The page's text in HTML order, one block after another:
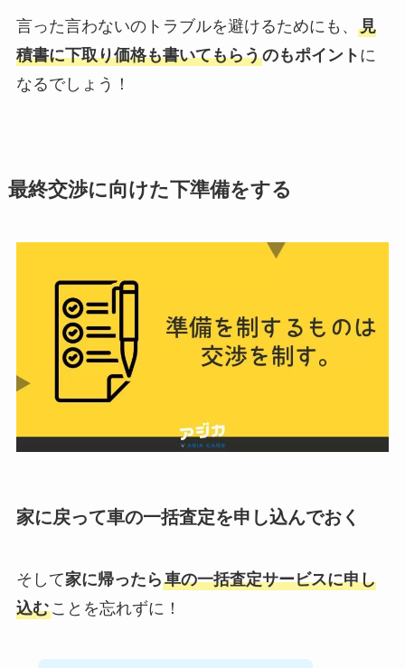
言った言わないのトラブルを避けるためにも、 見
積書に下取り価格も書いてもらうのもポイント に
なるでしょう！
最終交渉に向けた下準備をする
家に戻って車の一括査定を申し込んでおく
そして家に帰ったら車の一括査定サービスに申し
込むことを忘れずに！